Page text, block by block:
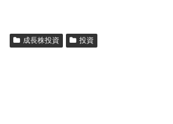
成長株投資 投資